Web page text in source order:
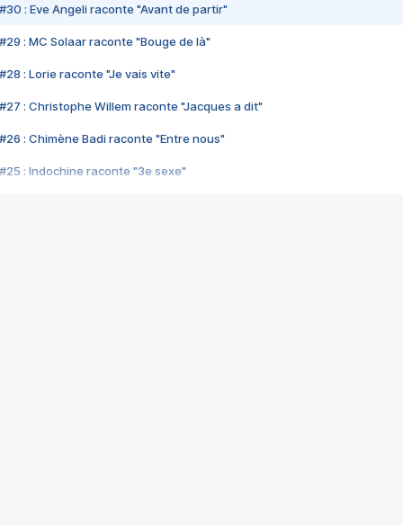
#30 : Eve Angeli raconte "Avant de partir"
#29 : MC Solaar raconte "Bouge de là"
#28 : Lorie raconte "Je vais vite"
#27 : Christophe Willem raconte "Jacques a dit"
#26 : Chimène Badi raconte "Entre nous"
#25 : Indochine raconte "3e sexe"